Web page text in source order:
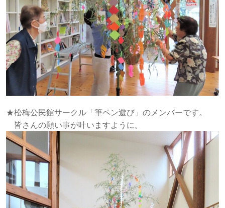
★松梅公民館サークル「筆ペン遊び」のメンバーです。
皆さんの願い事が叶いますように。